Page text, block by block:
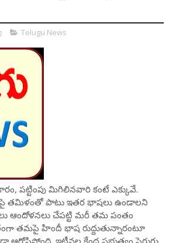
Telugu News
ప‌ట్టింపు మిగిలిన‌వారి కంటే ఎక్కువే.
త‌మిళంతో పాటు ఇత‌ర భాష‌లు ఉండాల‌ని
ఆందోళ‌న‌లు చేప‌ట్టి మ‌రీ త‌మ పంతం
త‌మ‌పై హిందీ భాష రుద్దుతున్నారంటూ
ఇటీవల కేంద్ర ప్ర‌భుత్వం పెరుగు